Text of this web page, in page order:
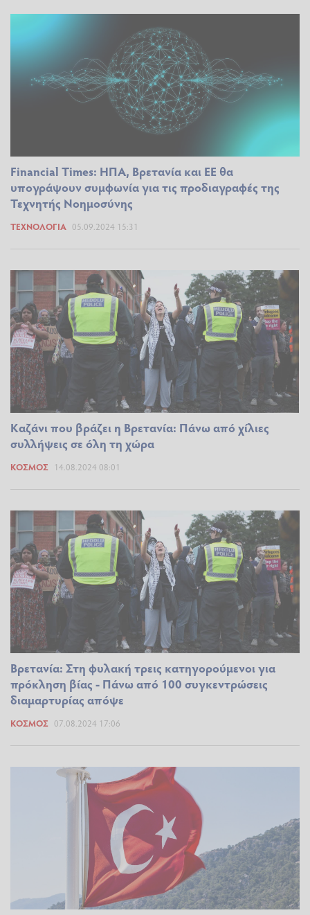
Financial Times: ΗΠΑ, Βρετανία και ΕΕ θα
υπογράψουν συμφωνία για τις προδιαγραφές της
Τεχνητής Νοημοσύνης
ΤΕΧΝΟΛΟΓΊΑ 05.09.2024 15:31
Καζάνι που βράζει η Βρετανία: Πάνω από χίλιες
συλλήψεις σε όλη τη χώρα
ΚΌΣΜΟΣ 14.08.2024 08:01
Βρετανία: Στη φυλακή τρεις κατηγορούμενοι για
πρόκληση βίας - Πάνω από 100 συγκεντρώσεις
διαμαρτυρίας απόψε
ΚΌΣΜΟΣ 07.08.2024 17:06